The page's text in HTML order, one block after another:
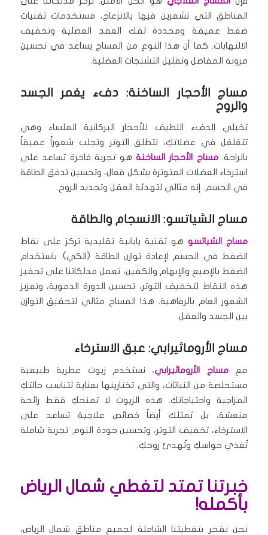
المناطق التي تشعرين فيها بالانزعاج، مستخدمات تقنيات
ضغط عميقة ومحددة لفك العقد العضلية وتخفيف
الالتهابات. كما أن هذا النوع من المساج يساعد في تحسين
مرونة المفاصل وتقليل التشنجات العضلية.
مساج الأحجار الساخنة: دفء يغمر الجسد
والروح
تخيلي الدفء اللطيف للأحجار البركانية الملساء وهي
تتغلغل في عضلاتكِ، لتطلق التوتر وتجلب شعوراً عميقاً
بالراحة.مساج الأحجار الساخنة هو تجربة فاخرة تساعد على
استرخاء العضلات المتوترة بشكل فعال، وتحسين تدفق الطاقة
في الجسم. إنه مثالي لتهدئة العقل وتجديد الروح.
مساج الشياتسو: الانسجام والطاقة
مساج الشياتسوهو تقنية يابانية تقليدية تركز على نقاط
الضغط في الجسم لإعادة توازن الطاقة (الكي). باستخدام
الضغط بالإصبع والإبهام والكفين، تعمل مدلكاتنا على تحفيز
هذه النقاط لتخفيف التوتر، تحسين الدورة الدموية، وتعزيز
الشعور العام بالرفاهية. هذا المساج مثالي لتحقيق التوازن
بين الجسد والعقل.
مساج الأروماثيرابي: عبق الاسترخاء
معمساج الأروماثيرابي، نستخدم زيوت عطرية طبيعية
مستخلصة من النباتات، والتي تختارينها بعناية لتناسب حالتكِ
المزاجية واحتياجاتكِ. هذه الزيوت لا تمنحكِ فقط رائحة
منعشة، بل تمتلك أيضاً خصائص علاجية تساعد على
الاسترخاء، تخفيف التوتر، وتحسين جودة النوم. تجربة شاملة
تُغذي حواسكِ وتُهدئ روحكِ.
خبرتنا تمتد لتغطي شمال الرياض
بأكمله!
نحن نفخر بتغطيتنا الشاملة لجميع مناطق شمال الرياض،